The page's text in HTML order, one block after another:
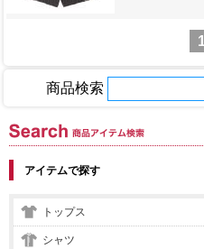
商品検索
商品アイテム検索
アイテムで探す
トップス
シャツ